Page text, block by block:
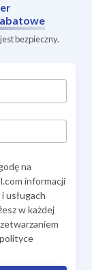
bezpieczny.
na
informacji
usługach
w każdej
polityce